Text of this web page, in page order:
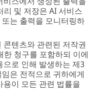
리 및 저장은 AI 서비스
는 출력을 모니터링하
텐츠와 관련된 저작권
청구를 포함하되 이에
로 인해 발생하는 제3
은 전적으로 귀하에게
이 모든 관련 법률을